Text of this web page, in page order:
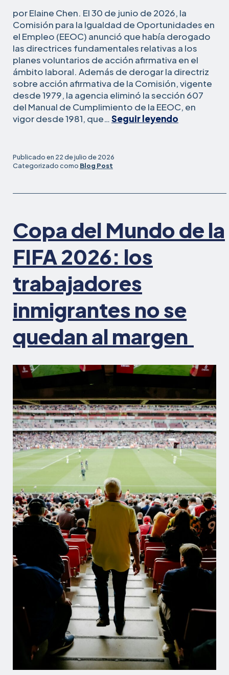
por Elaine Chen. El 30 de junio de 2026, la
Comisión para la Igualdad de Oportunidades en
el Empleo (EEOC) anunció que había derogado
las directrices fundamentales relativas a los
planes voluntarios de acción afirmativa en el
ámbito laboral. Además de derogar la directriz
sobre acción afirmativa de la Comisión, vigente
desde 1979, la agencia eliminó la sección 607
del Manual de Cumplimiento de la EEOC, en
vigor desde 1981, que…Seguir leyendo
de
la
acción
afirmativa
de
trabajo»
Publicado en 22 de julio de 2026
Categorizado como Blog Post
Copa del Mundo de la
FIFA 2026: los
trabajadores
inmigrantes no se
quedan al margen